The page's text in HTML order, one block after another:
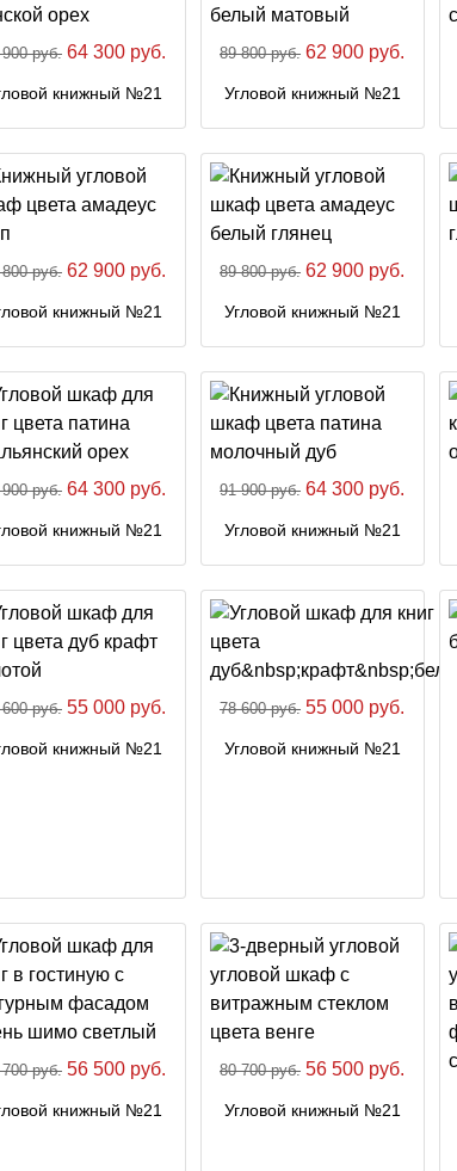
руб. 64 300 руб.
книжный №21
89 800 руб. 62 900 руб.
Угловой книжный №21
руб. 62 900 руб.
книжный №21
89 800 руб. 62 900 руб.
Угловой книжный №21
руб. 64 300 руб.
книжный №21
91 900 руб. 64 300 руб.
Угловой книжный №21
руб. 55 000 руб.
книжный №21
78 600 руб. 55 000 руб.
Угловой книжный №21
руб. 56 500 руб.
книжный №21
80 700 руб. 56 500 руб.
Угловой книжный №21